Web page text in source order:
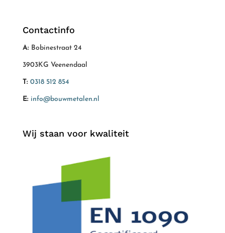
Contactinfo
A: Bobinestraat 24
3903KG Veenendaal
T: 0318 512 854
E: info@bouwmetalen.nl
Wij staan voor kwaliteit